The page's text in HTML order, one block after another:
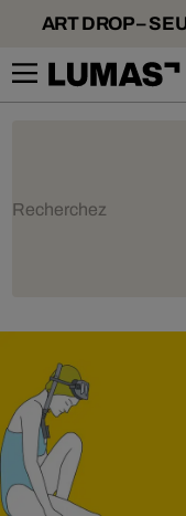
ART DROP –